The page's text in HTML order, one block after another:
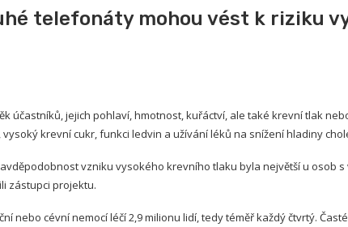
telefonáty mohou vést k riziku
účastníků, jejich pohlaví, hmotnost, kuřáctví, ale také krevní tlak
krevní cukr, funkci ledvin a užívání léků na snížení hladiny
vzniku vysokého krevního tlaku byla největší u osob
zástupci projektu.
nebo cévní nemocí léčí 2,9 milionu lidí, tedy téměř každý čtvrtý.